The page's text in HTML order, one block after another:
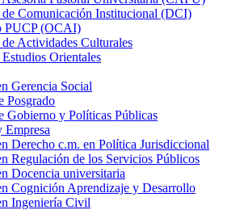
Comunicación Institucional (DCI)
PUCP (OCAI)
Actividades Culturales
Orientales
Gerencia Social
Posgrado
Gobierno y Políticas Públicas
Empresa
Derecho c.m. en Política Jurisdiccional
Regulación de los Servicios Públicos
Docencia universitaria
Cognición Aprendizaje y Desarrollo
Ingeniería Civil